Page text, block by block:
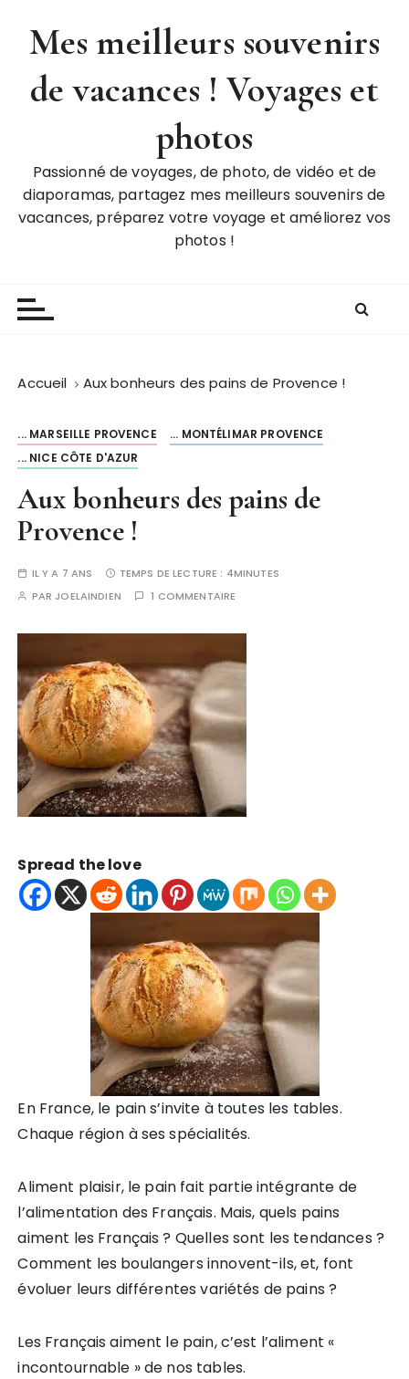
Mes meilleurs souvenirs
de vacances ! Voyages et
photos
Passionné de voyages, de photo, de vidéo et de
diaporamas, partagez mes meilleurs souvenirs de
vacances, préparez votre voyage et améliorez vos
photos !
Accueil Aux bonheurs des pains de Provence !
... MARSEILLE PROVENCE
... MONTÉLIMAR PROVENCE
... NICE CÔTE D'AZUR
Aux bonheurs des pains de
Provence !
IL Y A 7 ANS TEMPS DE LECTURE : 4MINUTES
PAR JOELAINDIEN 1 COMMENTAIRE
Spread the love
En France, le pain s’invite à toutes les tables.
Chaque région à ses spécialités.
Aliment plaisir, le pain fait partie intégrante de
l’alimentation des Français. Mais, quels pains
aiment les Français ? Quelles sont les tendances ?
Comment les boulangers innovent-ils, et, font
évoluer leurs différentes variétés de pains ?
Les Français aiment le pain, c’est l’aliment «
incontournable » de nos tables.